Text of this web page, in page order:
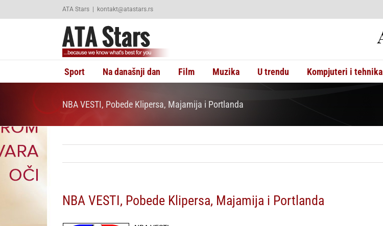
ATA Stars | kontakt@atastars.rs
Sport Na današnji dan Film Muzika U trendu Kompjuteri i tehnika
NBA VESTI, Pobede Klipersa, Majamija i Portlanda
NBA VESTI, Pobede Klipersa, Majamija i Portlanda